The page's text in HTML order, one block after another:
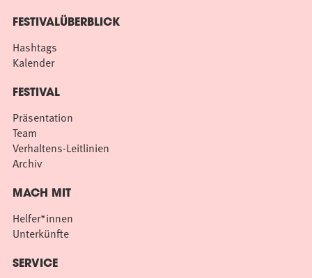
FESTIVALÜBERBLICK
Hashtags
Kalender
FESTIVAL
Präsentation
Team
Verhaltens-Leitlinien
Archiv
MACH MIT
Helfer*innen
Unterkünfte
SERVICE